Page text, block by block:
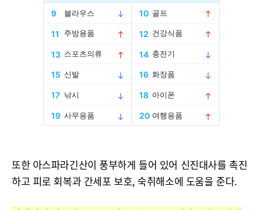
또한 아스파라긴산이 풍부하게 들어 있어 신진대사를 촉진
하고 피로 회복과 간세포 보호, 숙취해소에 도움을 준다.